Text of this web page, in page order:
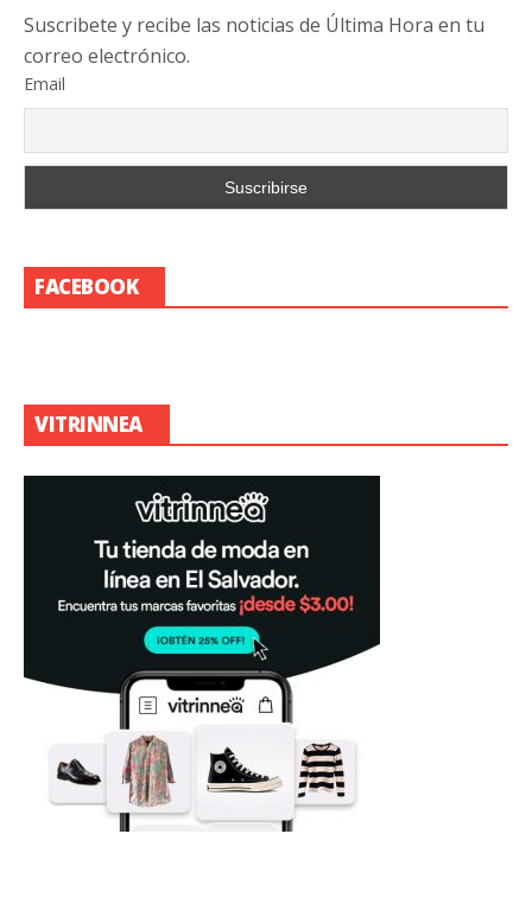
Suscribete y recibe las noticias de Última Hora en tu
correo electrónico.
Email
FACEBOOK
VITRINNEA